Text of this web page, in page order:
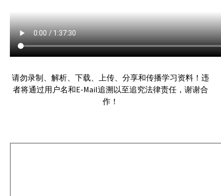
请勿录制、解析、下载、上传、分享和传播学习资料！违
者将通过用户名和E-Mail追溯以至追究法律责任，谢谢合
作！